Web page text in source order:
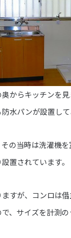
からキッチンを
水パンが設置して
の当時は洗濯機
置されています。
すが、コンロは
、サイズを計測